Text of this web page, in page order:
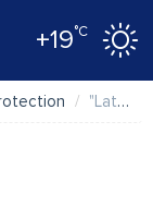
+19°C
"Latvijas Vides, ģeoloģijas un meteoroloģijas centrs" valsts SIA, Vides laboratorija